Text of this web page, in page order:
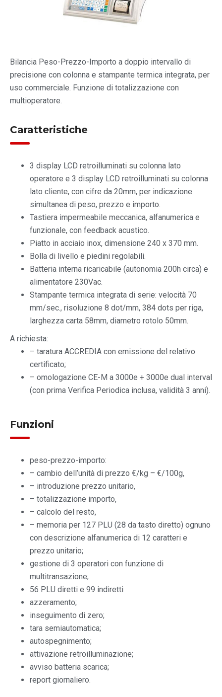
Bilancia Peso-Prezzo-Importo a doppio intervallo di
precisione con colonna e stampante termica integrata, per
uso commerciale. Funzione di totalizzazione con
multioperatore.
Caratteristiche
3 display LCD retroilluminati su colonna lato
operatore e 3 display LCD retroilluminati su colonna
lato cliente, con cifre da 20mm, per indicazione
simultanea di peso, prezzo e importo.
Tastiera impermeabile meccanica, alfanumerica e
funzionale, con feedback acustico.
Piatto in acciaio inox, dimensione 240 x 370 mm.
Bolla di livello e piedini regolabili.
Batteria interna ricaricabile (autonomia 200h circa) e
alimentatore 230Vac.
Stampante termica integrata di serie: velocità 70
mm/sec., risoluzione 8 dot/mm, 384 dots per riga,
larghezza carta 58mm, diametro rotolo 50mm.
A richiesta:
– taratura ACCREDIA con emissione del relativo
certificato;
– omologazione CE-M a 3000e + 3000e dual interval
(con prima Verifica Periodica inclusa, validità 3 anni).
Funzioni
peso-prezzo-importo:
– cambio dell’unità di prezzo €/kg – €/100g,
– introduzione prezzo unitario,
– totalizzazione importo,
– calcolo del resto,
– memoria per 127 PLU (28 da tasto diretto) ognuno
con descrizione alfanumerica di 12 caratteri e
prezzo unitario;
gestione di 3 operatori con funzione di
multitransazione;
56 PLU diretti e 99 indiretti
azzeramento;
inseguimento di zero;
tara semiautomatica;
autospegnimento;
attivazione retroilluminazione;
avviso batteria scarica;
report giornaliero.